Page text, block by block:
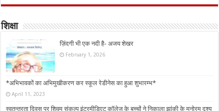
शिक्षा
ज़िंदगी भी एक नदी है- अजय शेखर
February 1, 2026
*अभिभावकों का अभिमुखीकरण कर स्कूल रेडीनेस का हुआ शुभारम्भ*
April 11, 2023
स्वतन्त्रता दिवस पर शिवम संकल्प इंटरमीडिएट कॉलेज के बच्चों ने निकाला झांकी के मनोरम दृश्य